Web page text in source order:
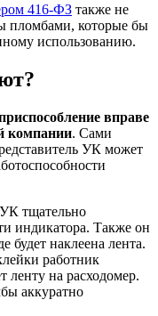
416-ФЗ также не
пломбами, которые бы
использованию.
вправе
компании. Сами
УК может
тщательно
индикатора. Также он
будет наклеена лента.
работник
ленту на расходомер.
аккуратно